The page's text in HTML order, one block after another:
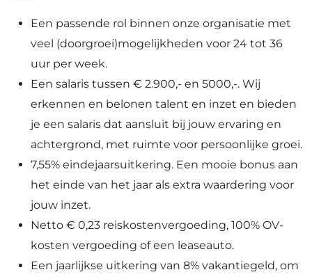
Een passende rol binnen onze organisatie met
veel (doorgroei)mogelijkheden voor 24 tot 36
uur per week.
Een salaris tussen € 2.900,- en 5000,-. Wij
erkennen en belonen talent en inzet en bieden
je een salaris dat aansluit bij jouw ervaring en
achtergrond, met ruimte voor persoonlijke groei.
7,55% eindejaarsuitkering. Een mooie bonus aan
het einde van het jaar als extra waardering voor
jouw inzet.
Netto € 0,23 reiskostenvergoeding, 100% OV-
kosten vergoeding of een leaseauto.
Een jaarlijkse uitkering van 8% vakantiegeld, om